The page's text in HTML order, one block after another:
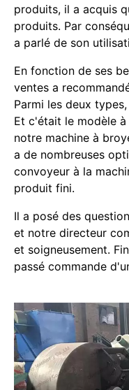
produits, il a acquis
produits. Par
a parlé de son
En fonction de ses
ventes a
Parmi les deux
Et c'était le modèle
notre machine à
a de nombreuses
convoyeur à la
produit fini.
Il a posé des
et notre directeur
et soigneusement.
passé commande